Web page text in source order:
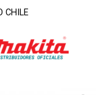
CHILE
Brocas
67795 Makita